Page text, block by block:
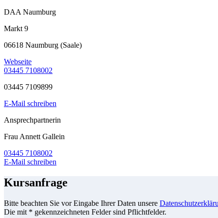
DAA Naumburg
Markt 9
06618 Naumburg (Saale)
Webseite
03445 7108002
03445 7109899
E-Mail schreiben
Ansprechpartnerin
Frau Annett Gallein
03445 7108002
E-Mail schreiben
Kursanfrage
Bitte beachten Sie vor Eingabe Ihrer Daten unsere
Die mit * gekennzeichneten Felder sind Pflichtfelder.